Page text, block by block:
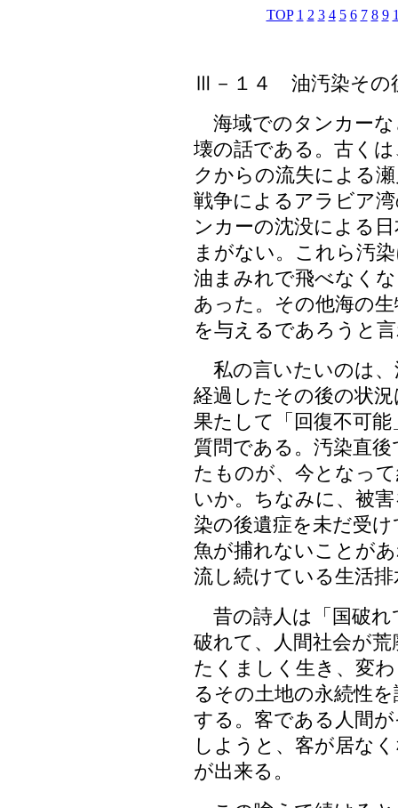
TOP 1 2 3 4 5 6 7 8 9
Ⅲ－１４
油汚染その
海域でのタンカーな
壊の話である。古く
クからの流失による
戦争によるアラビア
ンカーの沈没による
まがない。これら汚
油まみれで飛べなく
あった。その他海の
を与えるであろうと
私の言いたいのは、
経過したその後の状
果たして「回復不可
質問である。汚染直
たものが、今となっ
いか。ちなみに、被
染の後遺症を未だ受
魚が捕れないことが
流し続けている生活
昔の詩人は「国破れ
破れて、人間社会が
たくましく生き、変
るその土地の永続性
する。客である人間
しようと、客が居な
が出来る。